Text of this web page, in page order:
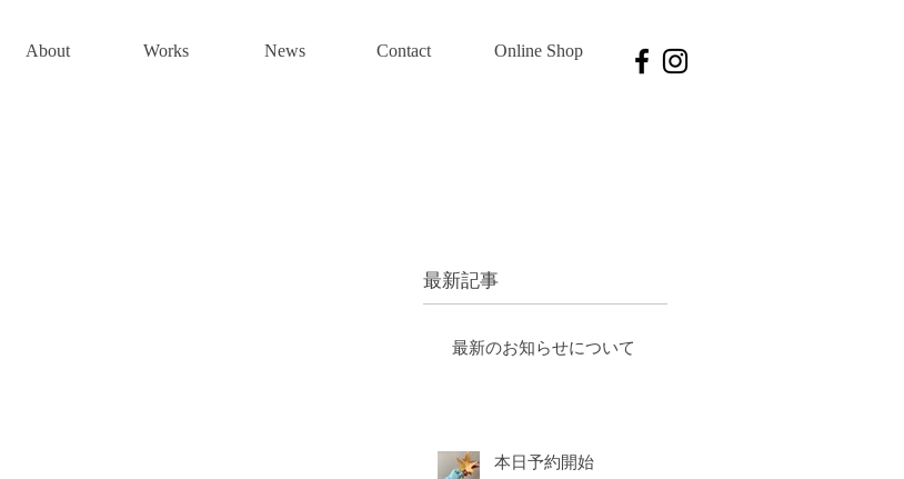
Contact
News
Works
About Online Shop
最新記事
最新のお知らせについて
本日予約開始